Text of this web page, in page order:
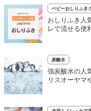
ベビーおしりふき
おしりふき人
レで流せる便
炭酸水
強炭酸水の人
リスオーヤマ